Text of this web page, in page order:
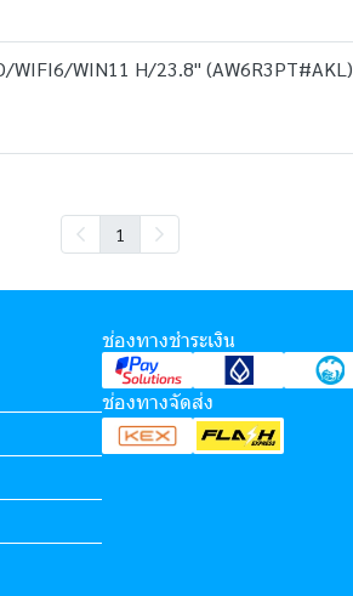
WIFI6/WIN11 H/23.8" (AW6R3PT#AKL)
1
ช่องทางชำระเงิน
ช่องทางจัดส่ง